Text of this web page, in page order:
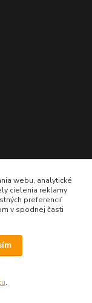
webu, analytické
cielenia reklamy
preferencií
v spodnej časti
.